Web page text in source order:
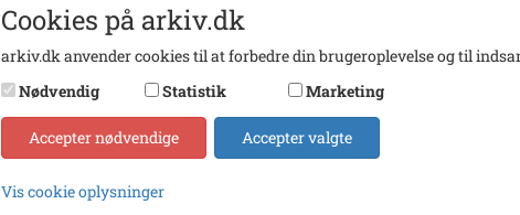
Arkiv
Søg videre i
Cookies på arkiv.dk
arkiv.dk anvender cookies til at forbedre din brugeroplevelse og til
Nødvendig
Statistik Marketing
Accepter nødvendige Accepter valgte
Vis cookie oplysninger